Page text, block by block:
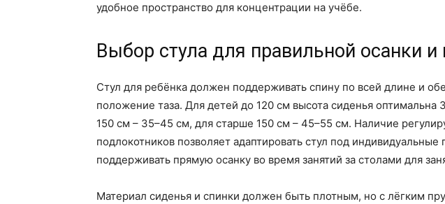
удобное пространство для концентрации на учёбе.
Выбор стула для правильной осанки и
Стул для ребёнка должен поддерживать спину по всей длине и
положение таза. Для детей до 120 см высота сиденья оптимальна
150 см – 35–45 см, для старше 150 см – 45–55 см. Наличие
подлокотников позволяет адаптировать стул под индивидуальные
поддерживать прямую осанку во время занятий за столами для
Материал сиденья и спинки должен быть плотным, но с лёгким